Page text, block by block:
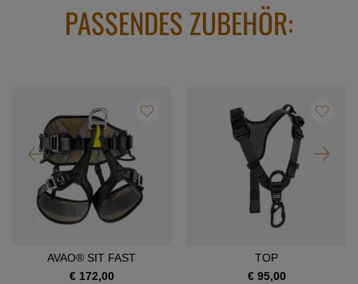
PASSENDES ZUBEHÖR:
AVAO® SIT FAST
€ 172,00
TOP
€ 95,00